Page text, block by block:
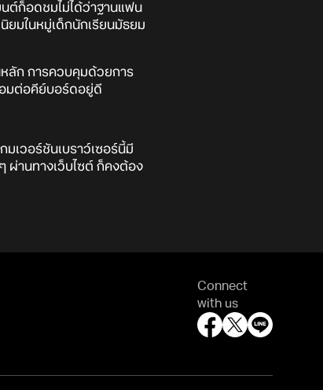
นต์ก็อดชมไม่ได้ว่าฐานแฟน
ยมในหมู่เด็กนักเรียนมัธยม
หลัก การควบคุมด้วยการ
อมต่อคีย์บอร์ดอยู่ดี
มเวอร์ชันเบราว์เซอร์นี้มี
ผ่านทางเว็บไซต์ ก็คงต้อง
Connect
with us